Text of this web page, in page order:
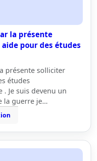
la présente
pour des études
présente solliciter
études
Je suis devenu un
la guerre je…